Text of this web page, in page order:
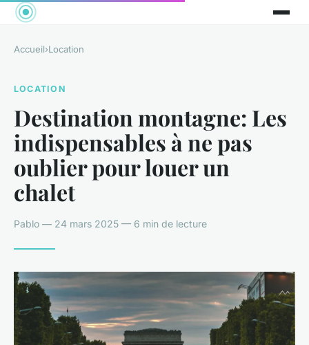
Accueil›Location
LOCATION
Destination montagne: Les
indispensables à ne pas
oublier pour louer un
chalet
Pablo — 24 mars 2025 — 6 min de lecture